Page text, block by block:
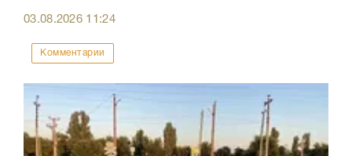
03.08.2026 11:24
Комментарии